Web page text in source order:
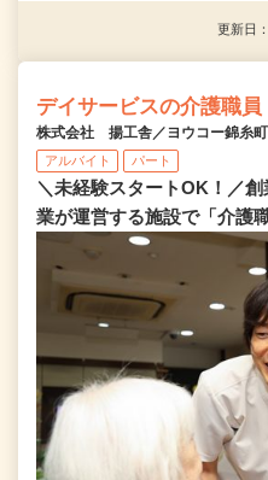
更新日
デイサービスの介護職員
株式会社 揚工舎／ヨウコー錦糸町
アルバイト パート
＼未経験スタートOK！／
業が運営する施設で「介護